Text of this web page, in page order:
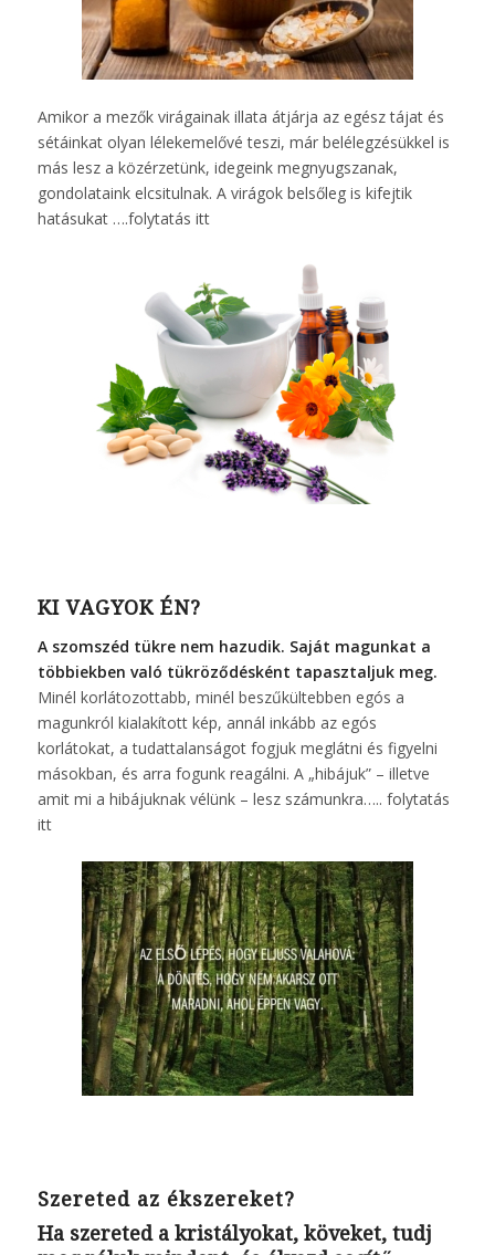
Amikor a mezők virágainak illata átjárja az egész tájat és
sétáinkat olyan lélekemelővé teszi, már belélegzésükkel is
más lesz a közérzetünk, idegeink megnyugszanak,
gondolataink elcsitulnak. A virágok belsőleg is kifejtik
hatásukat ….folytatás itt
KI VAGYOK ÉN?
A szomszéd tükre nem hazudik. Saját magunkat a
többiekben való tükröződésként tapasztaljuk meg.
Minél korlátozottabb, minél beszűkültebben egós a
magunkról kialakított kép, annál inkább az egós
korlátokat, a tudattalanságot fogjuk meglátni és figyelni
másokban, és arra fogunk reagálni. A „hibájuk” – illetve
amit mi a hibájuknak vélünk – lesz számunkra….. folytatás
itt
Szereted az ékszereket?
Ha szereted a kristályokat, köveket, tudj